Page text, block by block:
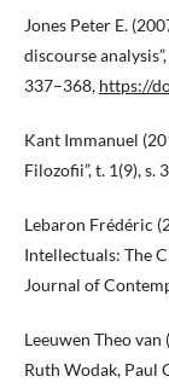
Jones Peter E.
discourse
337–368, https://
Kant Immanuel
Filozofii”, t. 1(9), s.
Lebaron Frédéric
Intellectuals: The
Journal of
Leeuwen Theo
Ruth Wodak, Paul